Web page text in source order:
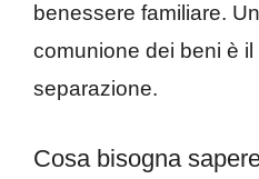
benessere familiare.
comunione dei beni è il
separazione.
Cosa bisogna